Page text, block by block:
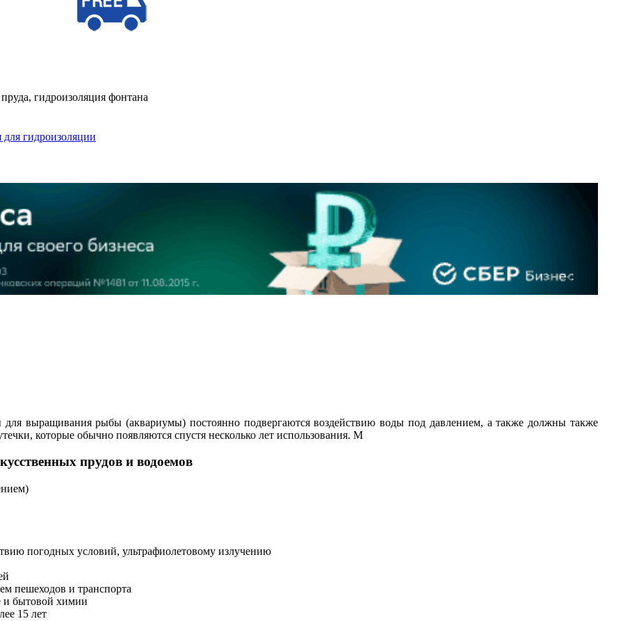
гидроизоляция фонтана
гидроизоляции
выращивания рыбы (аквариумы) постоянно подвергаются воздействию воды под давлением, а также должны также
которые обычно появляются спустя несколько лет использования. М
прудов и водоемов
погодных условий, ультрафиолетовому излучению
пешеходов и транспорта
и бытовой химии
15 лет